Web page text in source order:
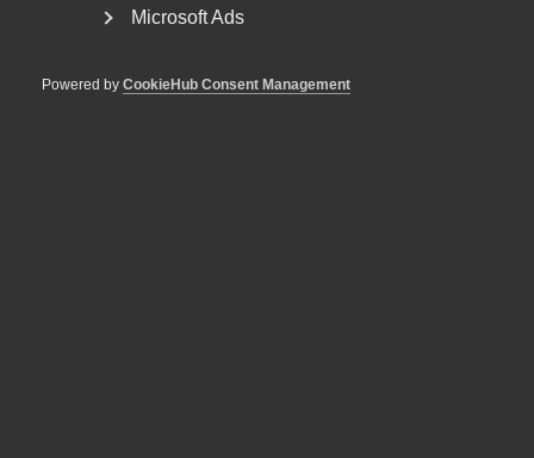
Microsoft Ads
Powered by CookieHub Consent Management